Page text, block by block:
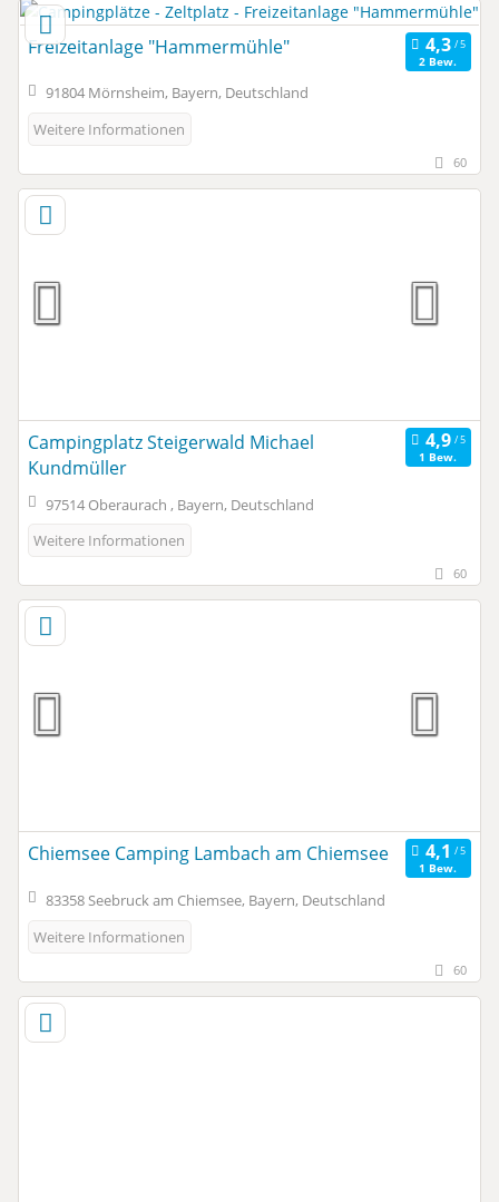
Freizeitanlage "Hammermühle"
2 Bew.
91804 Mörnsheim, Bayern, Deutschland
Weitere Informationen
60
Campingplatz Steigerwald Michael
Kundmüller
1 Bew.
97514 Oberaurach , Bayern, Deutschland
Weitere Informationen
60
Chiemsee Camping Lambach am Chiemsee
1 Bew.
83358 Seebruck am Chiemsee, Bayern, Deutschland
Weitere Informationen
60